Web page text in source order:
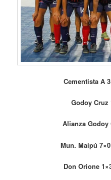
Cementista A
Godoy Cruz
Alianza Godoy
Mun. Maipú
Don Orione